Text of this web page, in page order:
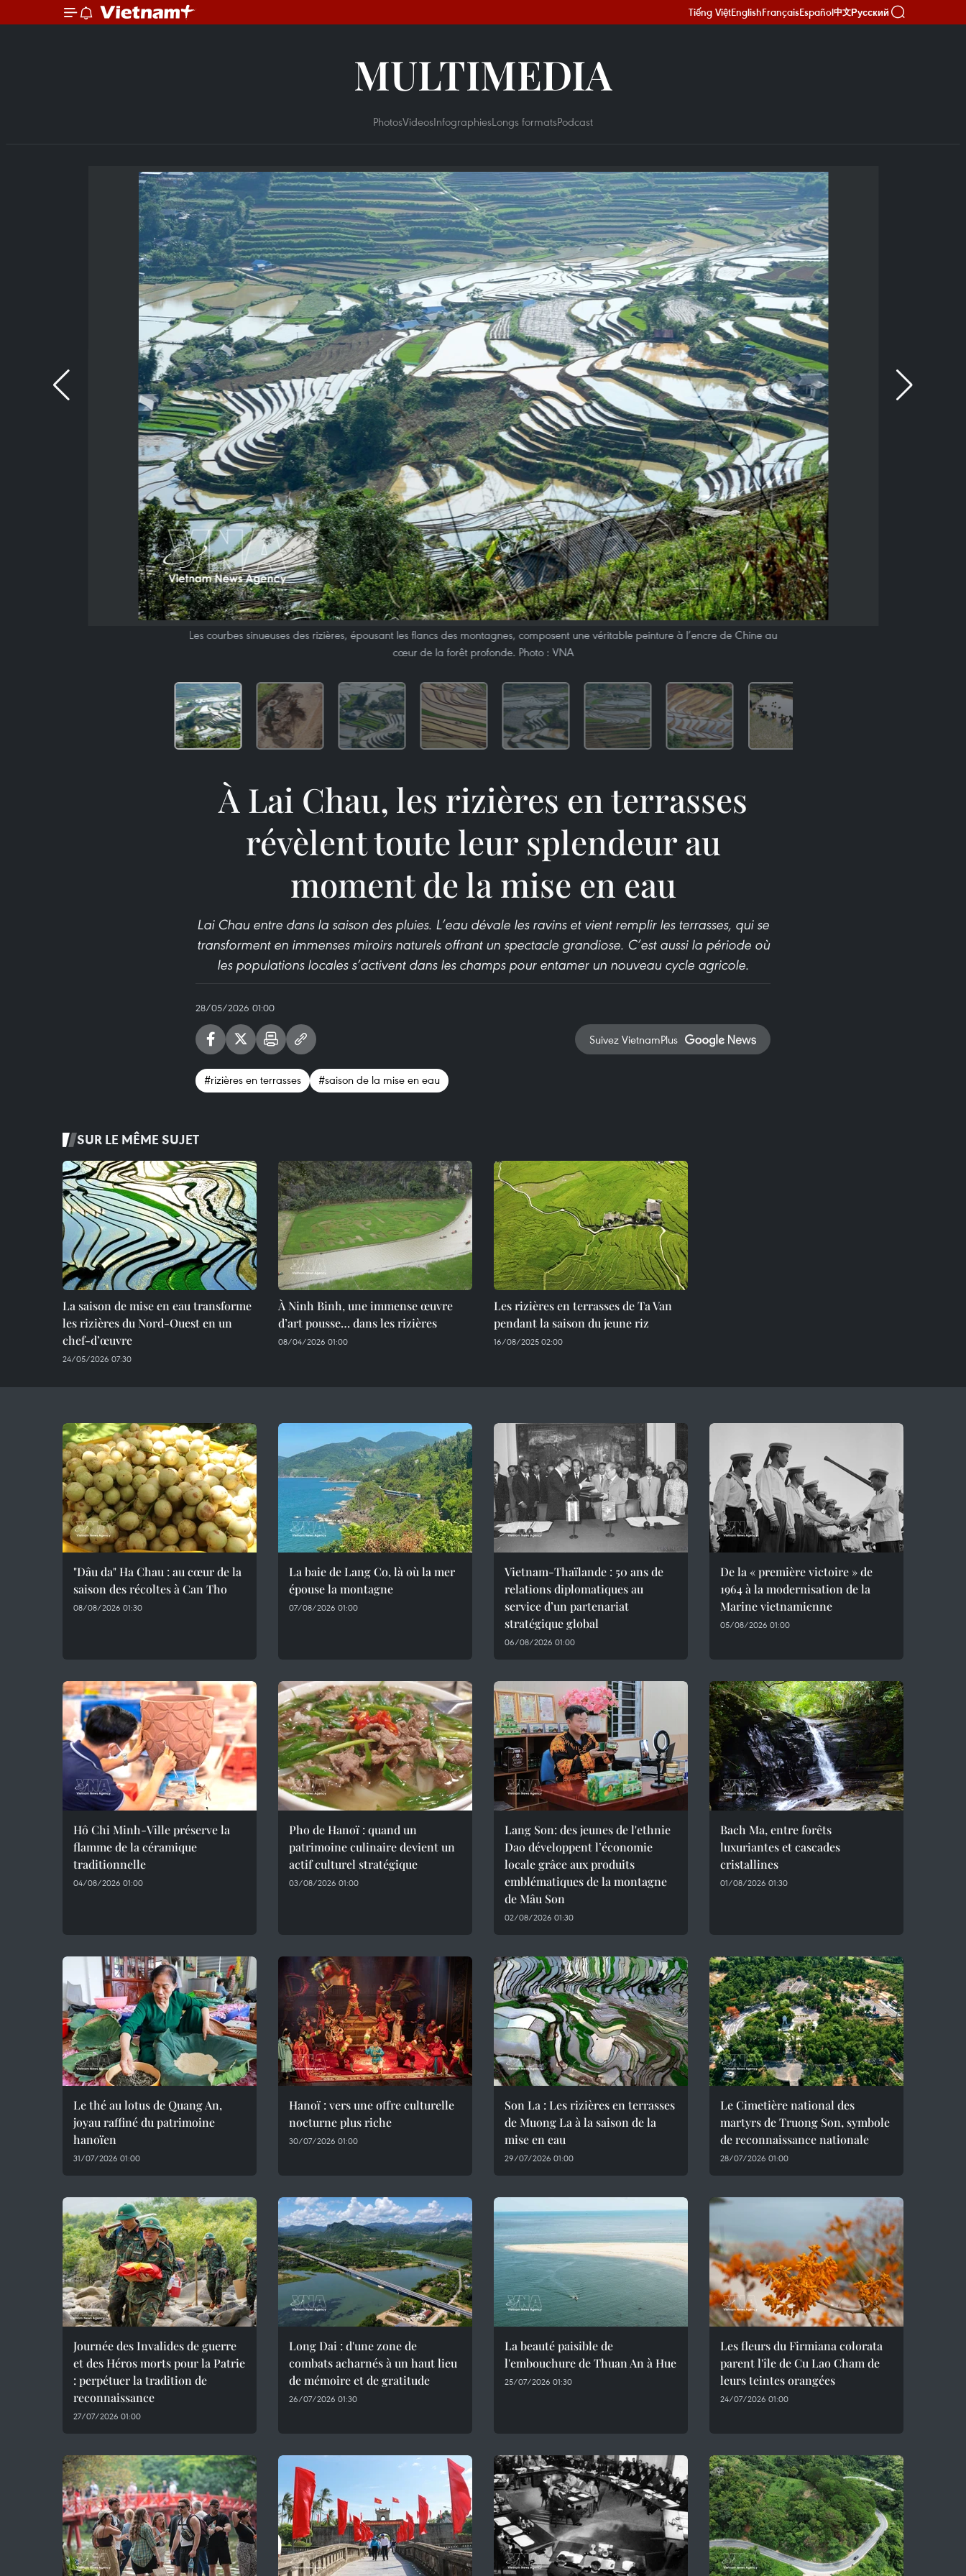
Tiếng ViệtEnglishFrançaisEspañol中文Русский
MULTIMEDIA
PhotosVideosInfographiesLongs formatsPodcast
Les courbes sinueuses des rizières, épousant les flancs des montagnes, composent une véritable peinture à l’encre de Chine au
cœur de la forêt profonde. Photo : VNA
À Lai Chau, les rizières en terrasses
révèlent toute leur splendeur au
moment de la mise en eau
Lai Chau entre dans la saison des pluies. L’eau dévale les ravins et vient remplir les terrasses, qui se
transforment en immenses miroirs naturels offrant un spectacle grandiose. C’est aussi la période où
les populations locales s’activent dans les champs pour entamer un nouveau cycle agricole.
28/05/2026 01:00
Suivez VietnamPlus
#rizières en terrasses #saison de la mise en eau
SUR LE MÊME SUJET
La saison de mise en eau transforme
les rizières du Nord-Ouest en un
chef-d’œuvre
24/05/2026 07:30
À Ninh Binh, une immense œuvre
d’art pousse… dans les rizières
08/04/2026 01:00
Les rizières en terrasses de Ta Van
pendant la saison du jeune riz
16/08/2025 02:00
"Dâu da" Ha Chau : au cœur de la
saison des récoltes à Can Tho
08/08/2026 01:30
La baie de Lang Co, là où la mer
épouse la montagne
07/08/2026 01:00
Vietnam-Thaïlande : 50 ans de
relations diplomatiques au
service d’un partenariat
stratégique global
06/08/2026 01:00
De la « première victoire » de
1964 à la modernisation de la
Marine vietnamienne
05/08/2026 01:00
Hô Chi Minh-Ville préserve la
flamme de la céramique
traditionnelle
04/08/2026 01:00
Pho de Hanoï : quand un
patrimoine culinaire devient un
actif culturel stratégique
03/08/2026 01:00
Lang Son: des jeunes de l'ethnie
Dao développent l’économie
locale grâce aux produits
emblématiques de la montagne
de Mâu Son
02/08/2026 01:30
Bach Ma, entre forêts
luxuriantes et cascades
cristallines
01/08/2026 01:30
Le thé au lotus de Quang An,
joyau raffiné du patrimoine
hanoïen
31/07/2026 01:00
Hanoï : vers une offre culturelle
nocturne plus riche
30/07/2026 01:00
Son La : Les rizières en terrasses
de Muong La à la saison de la
mise en eau
29/07/2026 01:00
Le Cimetière national des
martyrs de Truong Son, symbole
de reconnaissance nationale
28/07/2026 01:00
Journée des Invalides de guerre
et des Héros morts pour la Patrie
: perpétuer la tradition de
reconnaissance
27/07/2026 01:00
Long Dai : d'une zone de
combats acharnés à un haut lieu
de mémoire et de gratitude
26/07/2026 01:30
La beauté paisible de
l'embouchure de Thuan An à Hue
25/07/2026 01:30
Les fleurs du Firmiana colorata
parent l'île de Cu Lao Cham de
leurs teintes orangées
24/07/2026 01:00